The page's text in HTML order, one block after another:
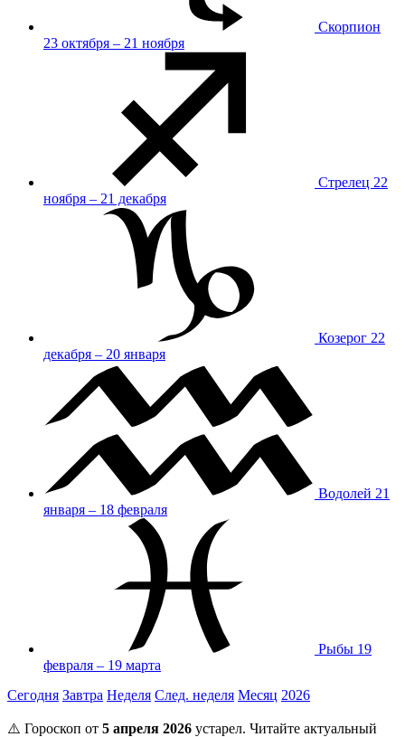
Скорпион
23 октября – 21 ноября
Стрелец 22
ноября – 21 декабря
Козерог 22
декабря – 20 января
Водолей 21
января – 18 февраля
Рыбы 19
февраля – 19 марта
Сегодня Завтра Неделя След. неделя Месяц 2026
⚠️ Гороскоп от 5 апреля 2026 устарел. Читайте актуальный